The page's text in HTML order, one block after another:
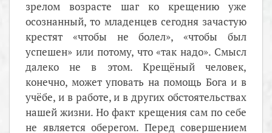
зрелом возрасте шаг ко крещению уже
осознанный, то младенцев сегодня зачастую
крестят «чтобы не болел», «чтобы был
успешен» или потому, что «так надо». Смысл
далеко не в этом. Крещёный человек,
конечно, может уповать на помощь Бога и в
учёбе, и в работе, и в других обстоятельствах
нашей жизни. Но факт крещения сам по себе
не является оберегом. Перед совершением